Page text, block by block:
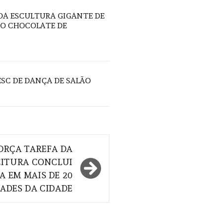
ESCULTURA GIGANTE DE
CHOCOLATE DE
DE DANÇA DE SALÃO
TAREFA DA
CONCLUI
EM MAIS DE 20
DA CIDADE